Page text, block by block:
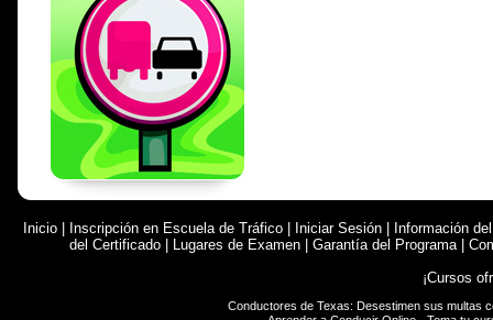
Inicio Inscripción en Escuela de Tráfico Iniciar Sesión
Información
del Certificado
Lugares de Examen Garantía del Programa|
¡Cursos
Conductores de Texas: Desestimen sus multas